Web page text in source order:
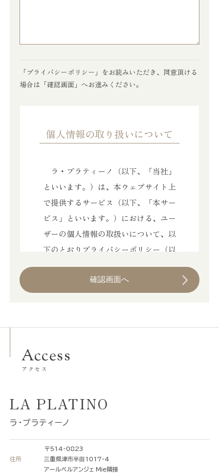
「プライバシーポリシー」をお読みいただき、同意頂ける
場合は「確認画面」へお進みください。
個人情報の取り扱いについて
ラ・プラティーノ（以下、「当社」
といいます。）は、本ウェブサイト上
で提供するサービス（以下、「本サー
ビス」といいます。）における、ユー
ザーの個人情報の取扱いについて、以
下のとおりプライバシーポリシー（以
下、「本ポリシー」といいます。）を
定めます。
にいう「個人情報」を指すものとし、
住所、電話番号、連絡先その他の記述
等により特定の個人を識別できる情報
及び容貌、指紋、声紋にかかるデー
タ、及び健康保険証の保険者番号など
の当該情報単体から特定の個人を識別
Access
アクセス
LA PLATINO
ラ・プラティーノ
住所
〒514-0823
三重県津市半田1017-4
アールベルアンジェ Mie隣接